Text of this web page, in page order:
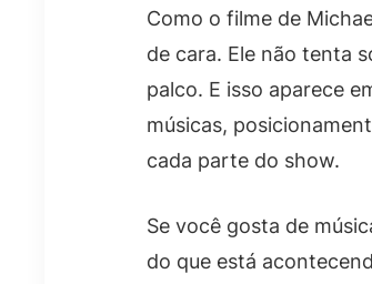
Como o filme de
de cara. Ele não tenta
palco. E isso aparece
músicas,
cada parte do show.
Se você gosta de
do que está